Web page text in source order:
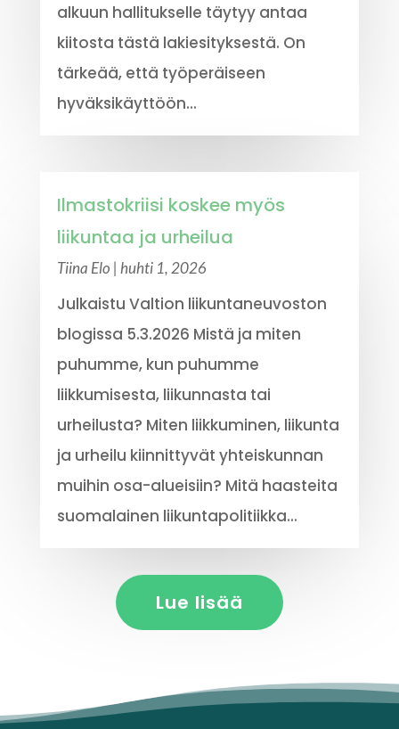
alkuun hallitukselle täytyy antaa
kiitosta tästä lakiesityksestä. On
tärkeää, että työperäiseen
hyväksikäyttöön...
Ilmastokriisi koskee myös
liikuntaa ja urheilua
Tiina Elo | huhti 1, 2026
Julkaistu Valtion liikuntaneuvoston
blogissa 5.3.2026 Mistä ja miten
puhumme, kun puhumme
liikkumisesta, liikunnasta tai
urheilusta? Miten liikkuminen, liikunta
ja urheilu kiinnittyvät yhteiskunnan
muihin osa-alueisiin? Mitä haasteita
suomalainen liikuntapolitiikka...
Lue lisää